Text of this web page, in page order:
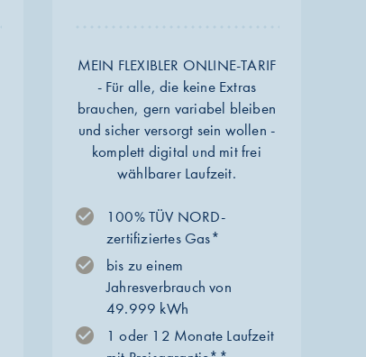
MEIN FLEXIBLER ONLINE-TARIF
- Für alle, die keine Extras
brauchen, gern variabel bleiben
und sicher versorgt sein wollen -
komplett digital und mit frei
wählbarer Laufzeit.
100% TÜV NORD-
zertifiziertes Gas*
bis zu einem
Jahresverbrauch von
49.999 kWh
1 oder 12 Monate Laufzeit